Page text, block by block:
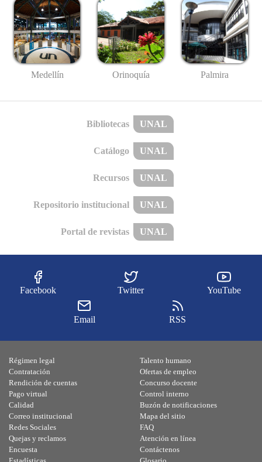
Medellín Orinoquía Palmira
Bibliotecas UNAL
Catálogo UNAL
Recursos UNAL
Repositorio institucional UNAL
Portal de revistas UNAL
Facebook Twitter YouTube
Email RSS
Régimen legal
Contratación
Rendición de cuentas
Pago virtual
Calidad
Talento humano
Ofertas de empleo
Concurso docente
Control interno
Buzón de notificaciones
Correo institucional
Redes Sociales
Quejas y reclamos
Encuesta
Mapa del sitio
FAQ
Atención en línea
Contáctenos